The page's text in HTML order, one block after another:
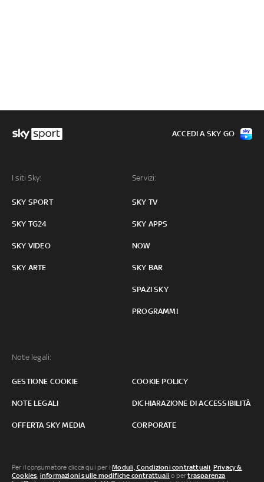
I siti Sky:
SKY SPORT
SKY TG24
SKY VIDEO
SKY ARTE
Servizi:
SKY TV
SKY APPS
NOW
SKY BAR
SPAZI SKY
PROGRAMMI
Note legali:
GESTIONE COOKIE COOKIE POLICY
NOTE LEGALI DICHIARAZIONE DI ACCESSIBILITÀ
OFFERTA SKY MEDIA CORPORATE
ACCEDI A SKY GO
Per il consumatore clicca qui per iModuli, Condizioni contrattuali, Privacy &
Cookies, informazioni sulle modifiche contrattuali o pertrasparenza